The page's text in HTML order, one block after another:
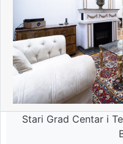
Stari Grad Centar i